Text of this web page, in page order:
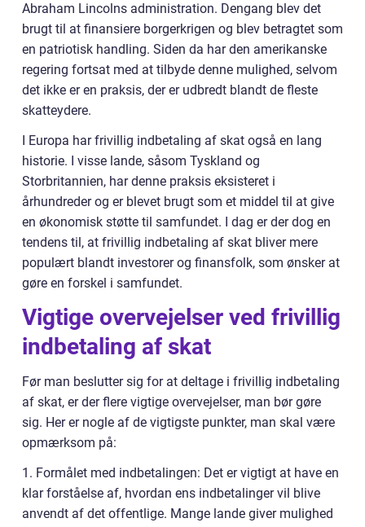
Abraham Lincolns administration. Dengang blev det
brugt til at finansiere borgerkrigen og blev betragtet som
en patriotisk handling. Siden da har den amerikanske
regering fortsat med at tilbyde denne mulighed, selvom
det ikke er en praksis, der er udbredt blandt de fleste
skatteydere.
I Europa har frivillig indbetaling af skat også en lang
historie. I visse lande, såsom Tyskland og
Storbritannien, har denne praksis eksisteret i
århundreder og er blevet brugt som et middel til at give
en økonomisk støtte til samfundet. I dag er der dog en
tendens til, at frivillig indbetaling af skat bliver mere
populært blandt investorer og finansfolk, som ønsker at
gøre en forskel i samfundet.
Vigtige overvejelser ved frivillig
indbetaling af skat
Før man beslutter sig for at deltage i frivillig indbetaling
af skat, er der flere vigtige overvejelser, man bør gøre
sig. Her er nogle af de vigtigste punkter, man skal være
opmærksom på:
1. Formålet med indbetalingen: Det er vigtigt at have en
klar forståelse af, hvordan ens indbetalinger vil blive
anvendt af det offentlige. Mange lande giver mulighed